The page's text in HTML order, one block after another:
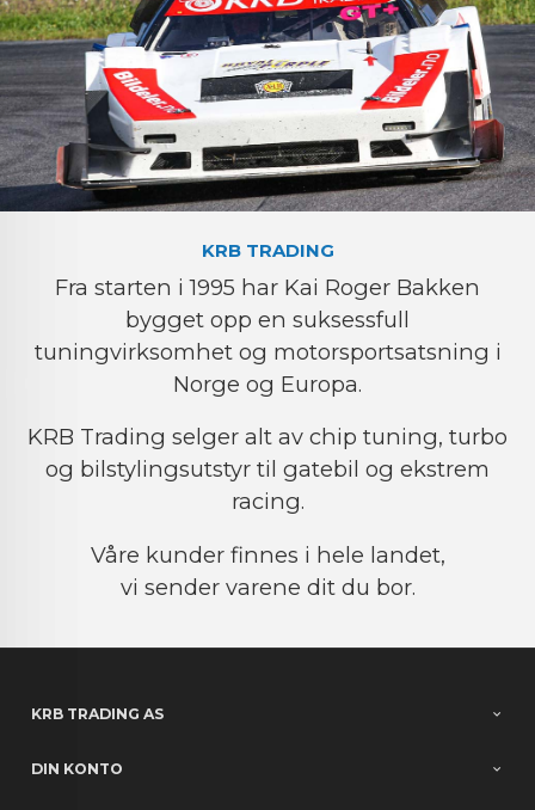
KRB TRADING
Fra starten i 1995 har Kai Roger Bakken
bygget opp en suksessfull
tuningvirksomhet og motorsportsatsning i
Norge og Europa.
KRB Trading selger alt av chip tuning, turbo
og bilstylingsutstyr til gatebil og ekstrem
racing.
Våre kunder finnes i hele landet,
vi sender varene dit du bor.
KRB TRADING AS
DIN KONTO